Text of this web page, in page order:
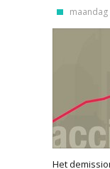
Het